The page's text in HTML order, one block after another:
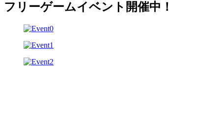
フリーゲームイベント開催中！